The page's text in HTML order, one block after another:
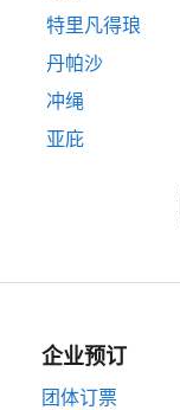
特里凡得琅
丹帕沙
冲绳
亚庇
企业预订
团体订票